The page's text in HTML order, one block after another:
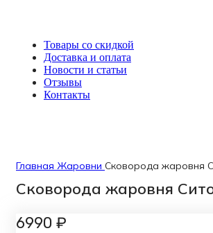
Товары со скидкой
Доставка и оплата
Новости и статьи
Отзывы
Контакты
Главная Жаровни Сковорода жаровня
Сковорода жаровня
6990 ₽